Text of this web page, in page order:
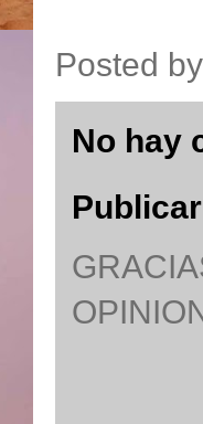
Posted by
No hay